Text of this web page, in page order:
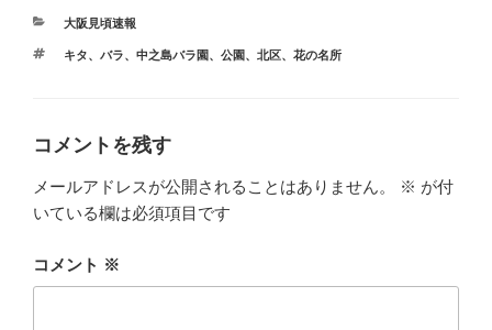
カ
ゴ
大阪見頃速報
タ
キタ、 バラ、 中之島バラ園、 公園、 北区、 花の名所
コメントを残す
メールアドレスが公開されることはありません。 ※ が付
いている欄は必須項目です
コメント ※